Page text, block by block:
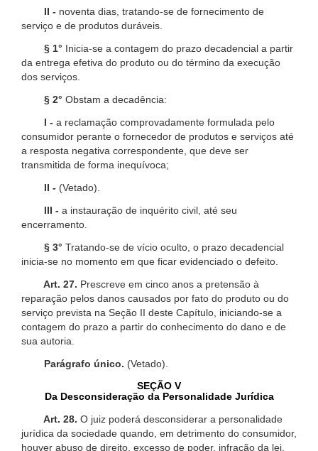
II - noventa dias, tratando-se de fornecimento de
serviço e de produtos duráveis.
§ 1° Inicia-se a contagem do prazo decadencial a partir
da entrega efetiva do produto ou do término da execução
dos serviços.
§ 2° Obstam a decadência:
I - a reclamação comprovadamente formulada pelo
consumidor perante o fornecedor de produtos e serviços até
a resposta negativa correspondente, que deve ser
transmitida de forma inequívoca;
II - (Vetado).
III - a instauração de inquérito civil, até seu
encerramento.
§ 3° Tratando-se de vício oculto, o prazo decadencial
inicia-se no momento em que ficar evidenciado o defeito.
Art. 27. Prescreve em cinco anos a pretensão à
reparação pelos danos causados por fato do produto ou do
serviço prevista na Seção II deste Capítulo, iniciando-se a
contagem do prazo a partir do conhecimento do dano e de
sua autoria.
Parágrafo único. (Vetado).
SEÇÃO V
Da Desconsideração da Personalidade Jurídica
Art. 28. O juiz poderá desconsiderar a personalidade
jurídica da sociedade quando, em detrimento do consumidor,
houver abuso de direito, excesso de poder, infração da lei,